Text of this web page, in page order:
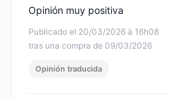
Publicado el 20/03/2026 à 16h08
tras una compra de 09/03/2026
Opinión muy positiva
Opinión traducida